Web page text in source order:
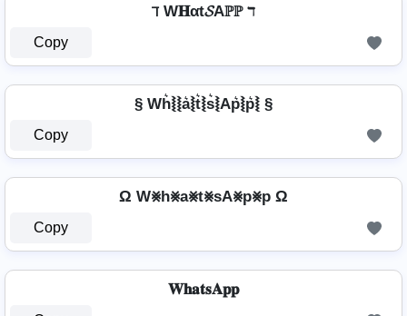
ℸ W𝐇αt𝓢Aℙℙ ℸ
Copy
§ Wh͛⦚⦚a͛⦚t͛⦚s͛⦚Ap͛⦚p͛⦚ §
Copy
Ω W⨳h⨳a⨳t⨳sA⨳p⨳p Ω
Copy
𝐖𝐡𝐚𝐭𝐬𝐀𝐩𝐩